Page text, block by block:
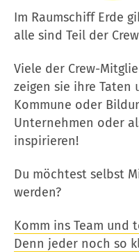
Im Raumschiff Erde
alle sind Teil der
Viele der Crew-
zeigen sie ihre Taten
Kommune oder
Unternehmen oder
inspirieren!
Du möchtest selbst
werden?
Komm ins Team und
Denn jeder noch so